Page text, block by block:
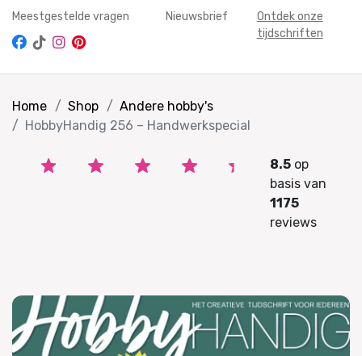
Meestgestelde vragen Nieuwsbrief
Ontdek onze
tijdschriften
Home Shop
Andere hobby's
HobbyHandig 256 – Handwerkspecial
8.5op
basis van
1175
reviews